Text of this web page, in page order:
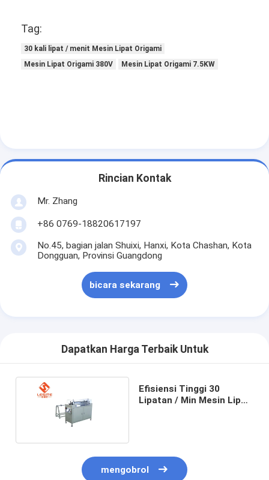
Video
Tentang kami
Tur Pabrik
Kontrol Kualitas
bicara sekarang
Mesin Pembuat Filter Udara
Mesin Pembuat Filter Saku
Tag:
30 kali lipat / menit Mesin Lipat Origami
Mesin Lipat Origami 380V
Mesin Lipat Origami 7.5KW
Rincian Kontak
Mr. Zhang
+86 0769-18820617197
No.45, bagian jalan Shuixi, Hanxi, Kota Chashan, Kota
Dongguan, Provinsi Guangdong
bicara sekarang
Dapatkan Harga Terbaik Untuk
Efisiensi Tinggi 30
Lipatan / Min Mesin Lipat
mengobrol